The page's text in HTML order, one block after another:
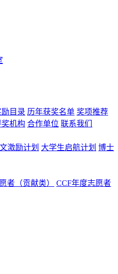
励目录 历年获奖名单 奖项推荐
机构 合作单位 联系我们
激励计划 大学生启航计划 博士
者（贡献类）
CCF年度志愿者